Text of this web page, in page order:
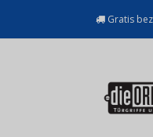
Gratis